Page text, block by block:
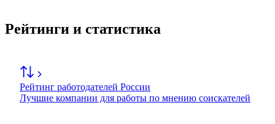
Рейтинги и статистика
Рейтинг работодателей России
Лучшие компании для работы по мнению соискателей